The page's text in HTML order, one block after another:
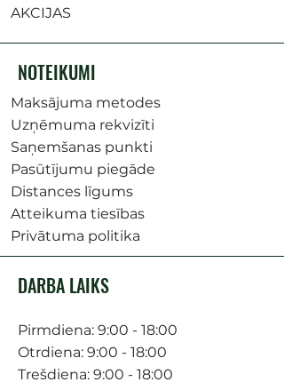
AKCIJAS
NOTEIKUMI
Maksājuma metodes
Uzņēmuma rekvizīti
Saņemšanas punkti
Pasūtījumu piegāde
Distances līgums
Atteikuma tiesības
Privātuma politika
DARBA LAIKS
Pirmdiena: 9:00 - 18:00
Otrdiena: 9:00 - 18:00
Trešdiena: 9:00 - 18:00